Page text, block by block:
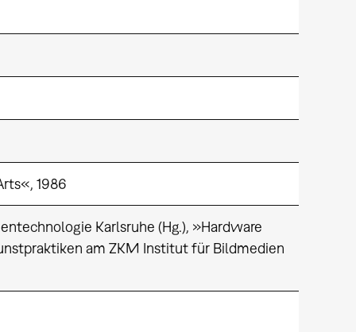
1986
Karlsruhe (Hg.), »Hardware
am ZKM Institut für Bildmedien